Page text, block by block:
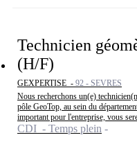
Technicien
(H/F)
GEXPERTISE - 92 - SEVRES
Nous recherchons un(e)
pôle GeoTop, au sein du
important pour l'entreprise, vous
CDI - Temps plein